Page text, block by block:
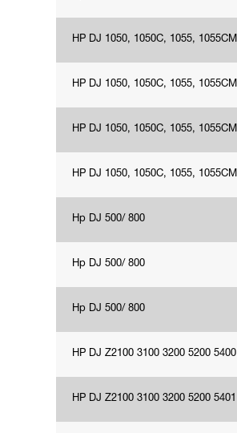
HP DJ 1050, 1050C, 1055, 1055CM
HP DJ 1050, 1050C, 1055, 1055CM
HP DJ 1050, 1050C, 1055, 1055CM
HP DJ 1050, 1050C, 1055, 1055CM
Hp DJ 500/ 800
Hp DJ 500/ 800
Hp DJ 500/ 800
HP DJ Z2100 3100 3200 5200 5400
HP DJ Z2100 3100 3200 5200 5401